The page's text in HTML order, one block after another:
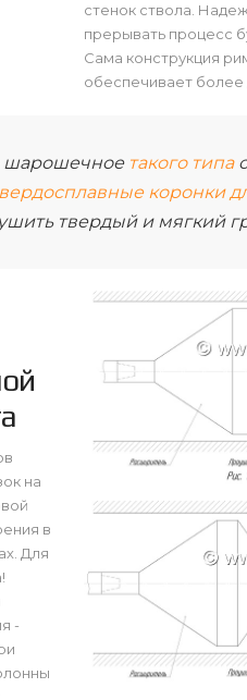
стенок ствола.
прерывать процесс
Сама конструкция
обеспечивает более
шарошечное такого типа
коронки
твердый и мягкий
на
в
Для
-